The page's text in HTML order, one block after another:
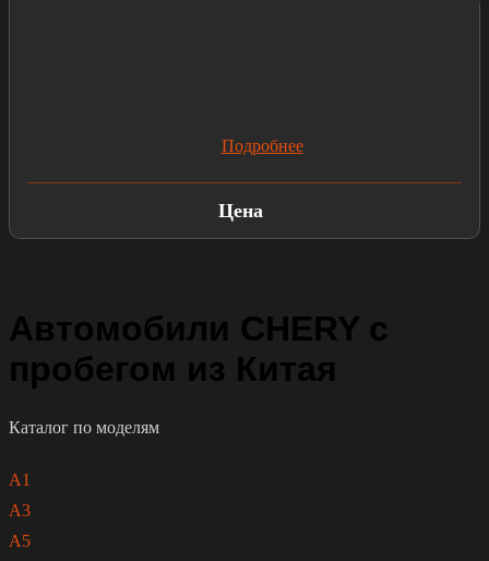
Подробнее
Цена
Автомобили CHERY с
пробегом из Китая
Каталог по моделям
A1
A3
A5